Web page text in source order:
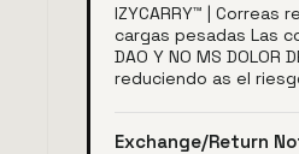
IZYCARRY™ |
cargas pesadas Las
DAO Y NO MS
reduciendo as el
Exchange/Return